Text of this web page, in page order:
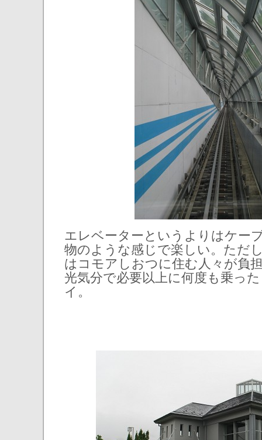
エレベーターというよりはケー
物のような感じで楽しい。ただ
はコモアしおつに住む人々が負
光気分で必要以上に何度も乗っ
イ。